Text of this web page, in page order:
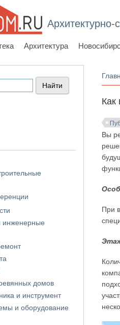
Архитектурно-
Архитектура
Вы
Как
Вы
При
инженерные
домов
и инструмент
и оборудование